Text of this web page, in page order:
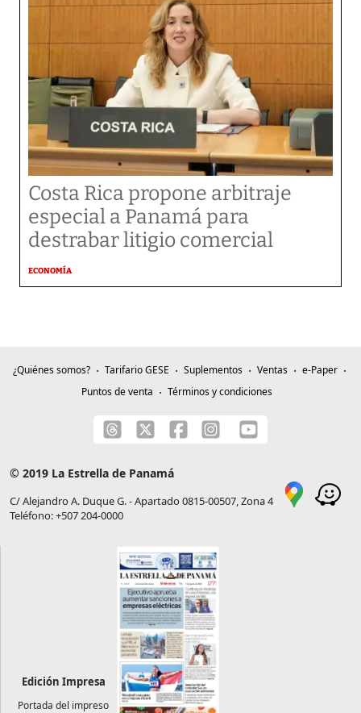
Costa Rica propone arbitraje
especial a Panamá para
destrabar litigio comercial
ECONOMÍA
¿Quiénes somos? Tarifario GESE Suplementos Ventas
e-Paper
Puntos de venta
Términos y condiciones
© 2019 La Estrella de Panamá
C/ Alejandro A. Duque G. - Apartado 0815-00507, Zona 4
Teléfono: +507 204-0000
Edición Impresa
Portada del impreso